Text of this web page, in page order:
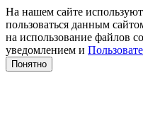
На нашем сайте
пользоваться данным
на использование файлов
уведомлением и
Понятно